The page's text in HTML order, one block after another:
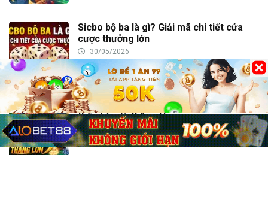
Sicbo bộ ba là gì? Giải mã chi tiết cửa
cược thưởng lớn
30/05/2026
House edge Baccarat là gì? Hiểu rõ lợi
thế nhà cái, thắng lớn
30/05/2026